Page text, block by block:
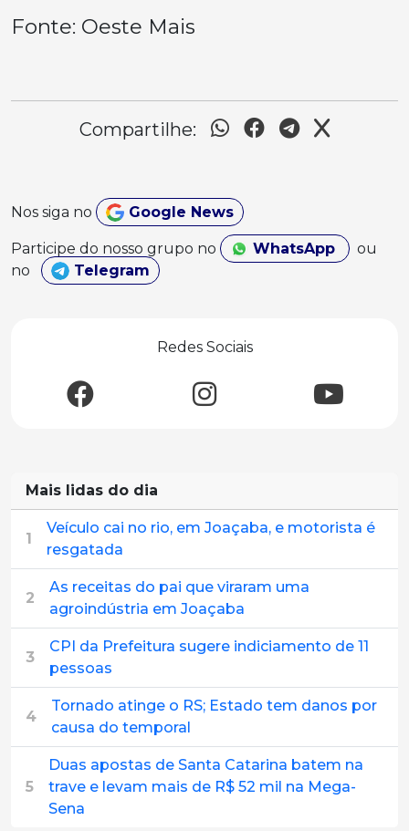
Fonte: Oeste Mais
Compartilhe:
Nos siga no Google News
Participe do nosso grupo no WhatsApp
ou
no
Telegram
Redes Sociais
Mais lidas do dia
1
Veículo cai no rio, em Joaçaba, e motorista é
resgatada
2
As receitas do pai que viraram uma
agroindústria em Joaçaba
3
CPI da Prefeitura sugere indiciamento de 11
pessoas
4
Tornado atinge o RS; Estado tem danos por
causa do temporal
5
Duas apostas de Santa Catarina batem na
trave e levam mais de R$ 52 mil na Mega-
Sena